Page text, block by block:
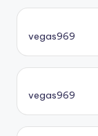
vegas969
vegas969